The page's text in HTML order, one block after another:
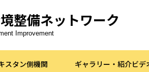
整備ネットワーク
Improvement
スタン側機関 ギャラリー・紹介ビデ